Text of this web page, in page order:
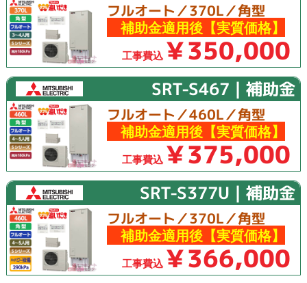
フルオート／370L／角型
補助金適用後【実質価格】
工事費込 ￥350,000
SRT-S467｜補助金
フルオート／460L／角型
補助金適用後【実質価格】
工事費込 ￥375,000
SRT-S377U｜補助金
フルオート／370L／角型
補助金適用後【実質価格】
工事費込 ￥366,000